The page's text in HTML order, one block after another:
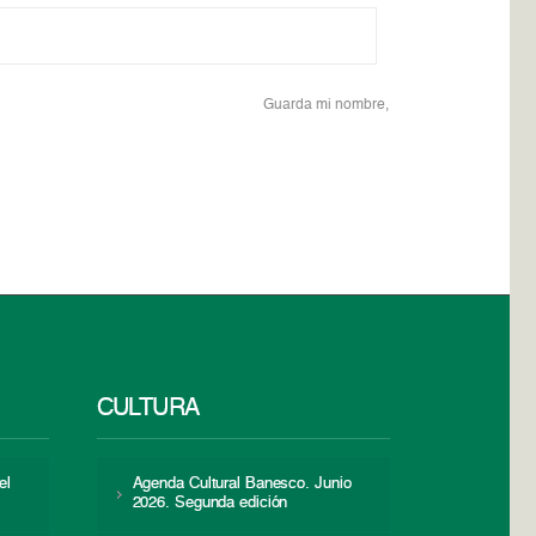
Guarda mi nombre,
CULTURA
Agenda Cultural Banesco. Junio
2026. Segunda edición